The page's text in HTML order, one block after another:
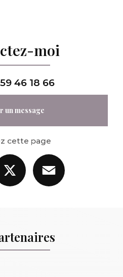
moi
46 18 66
un message
cette page